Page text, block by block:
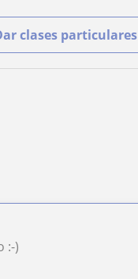
clases particulares
:-)